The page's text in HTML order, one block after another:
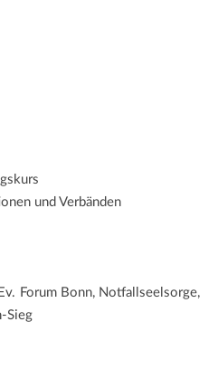
und Verbänden
Forum Bonn, Notfallseelsorge,
Sieg